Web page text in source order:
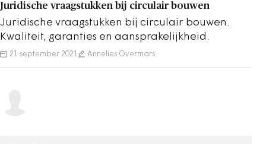
Juridische vraagstukken bij circulair bouwen
Juridische vraagstukken bij circulair bouwen.
Kwaliteit, garanties en aansprakelijkheid.
21 september 2021 Annelies Overmars